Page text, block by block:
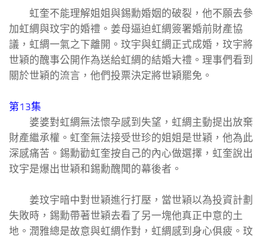
虹奎不能理解姐姐與錫勳婚姻的破裂，他不願去參
加虹綢與玟宇的婚禮。姜母逼迫虹綢簽署婚前財產協
議，虹綢一氣之下離開。玟宇與虹綢正式成婚，玟宇將
世穎的醜事公開作為送給虹綢的結婚大禮。理事們看到
關於世穎的流言，他們投票決定將世穎罷免。
第13集
婆婆對虹綢無法懷孕感到失望，虹綢主動提出放棄
財產繼承權。虹奎無法接受世珍的姐姐是世穎，他為此
深感痛苦。錫勳勸虹奎按自己的內心做選擇，虹奎說出
玟宇是爆出世穎和錫勳醜聞的幕後者。
姜玟宇暗中對世穎進行打壓，當世穎以為投資計劃
失敗時，錫勳帶著世穎去看了另一塊他真正中意的土
地。潤雅總是故意與虹綢作對，虹綢感到身心俱疲。玟